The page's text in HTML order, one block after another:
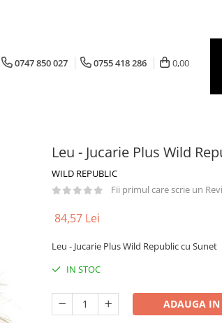
0747 850 027 0755 418 286 0,00
Leu - Jucarie Plus Wild
WILD REPUBLIC
Fii primul care scrie un
84,57 Lei
Leu - Jucarie Plus Wild Republic cu Sunet
IN STOC
ADAUGA IN